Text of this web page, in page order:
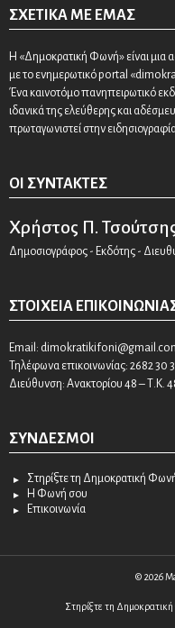
ΣΧΕΤΙΚΆ ΜΕ ΕΜΆΣ
Η «Δημοκρατική Φωνή» είναι μια
με το ενημερωτικό portal
Ένα καινοτόμο πανηπειρωτικό
ιδανικά της ελεύθερης και
πρωταγωνιστεί στην
ΟΙ ΣΥΝΤΆΚΤΕΣ
Χρήστος Π.
Δημοσιογράφος - Εκδότης -
ΣΤΟΙΧΕΊΑ
Email:
Τηλέφωνα επικοινωνίας: 2682 30
Διεύθυνση: Ανακτορίου 48 – Τ.Κ.
ΣΎΝΔΕΣΜΟΙ
Στηρίξτε τη Δημοκρατική
Η Φωνή σου
Επικοινωνία
© 2026
Στηρίξτε τη